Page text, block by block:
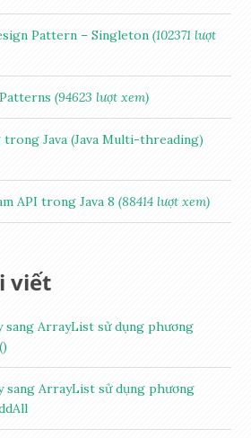
Pattern – Singleton(102371 lượt
(94623 lượt xem)
Java (Java Multi-threading)
API trong Java 8(88414 lượt xem)
viết
sang ArrayList sử dụng phương
sang ArrayList sử dụng phương